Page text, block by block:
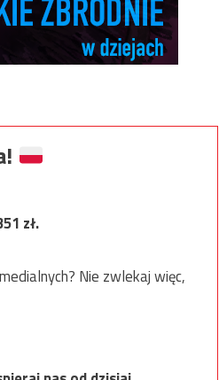
zł.
Nie zwlekaj więc,